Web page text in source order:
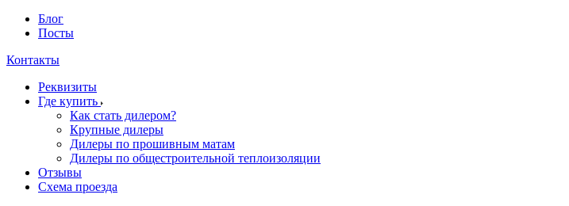
Блог
Посты
Контакты
Реквизиты
Где купить
Как стать дилером?
Крупные дилеры
Дилеры по прошивным матам
Дилеры по общестроительной теплоизоляции
Отзывы
Схема проезда